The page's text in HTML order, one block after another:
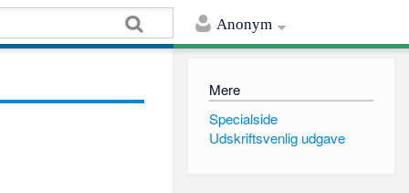
Anonym
Mere
Specialside
Udskriftsvenlig udgave